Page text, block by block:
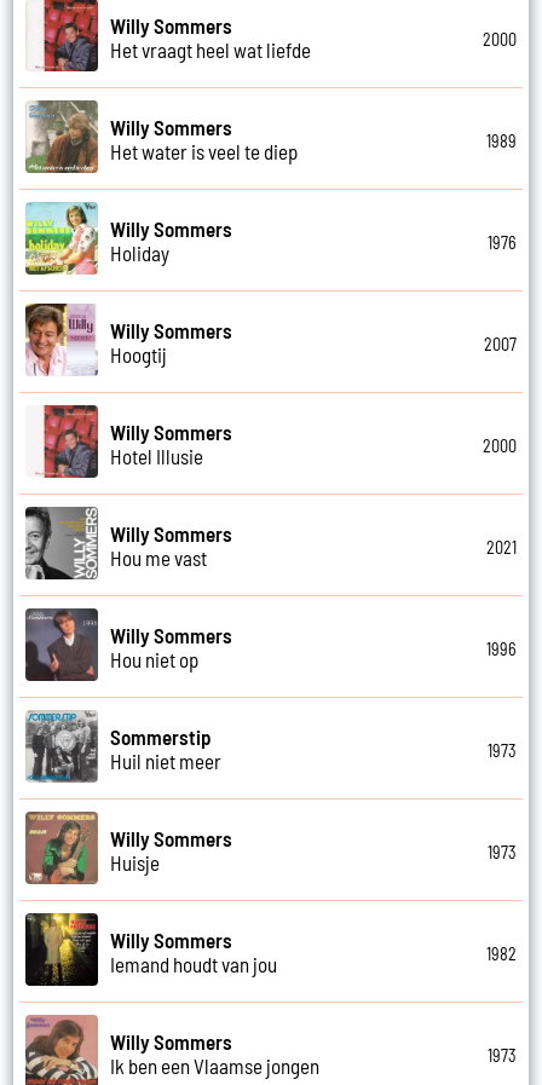
Willy Sommers
Het vraagt heel wat liefde
2000
Willy Sommers
Het water is veel te diep
1989
Willy Sommers
Holiday
1976
Willy Sommers
Hoogtij
2007
Willy Sommers
Hotel Illusie
2000
Willy Sommers
Hou me vast
2021
Willy Sommers
Hou niet op
1996
Sommerstip
Huil niet meer
1973
Willy Sommers
Huisje
1973
Willy Sommers
Iemand houdt van jou
1982
Willy Sommers
Ik ben een Vlaamse jongen
1973